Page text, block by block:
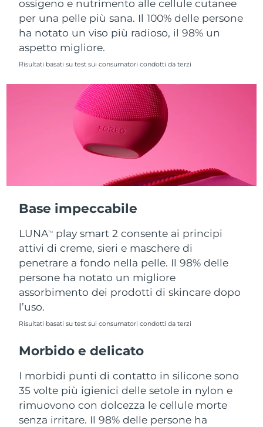
ossigeno e nutrimento alle cellule cutanee
per una pelle più sana. Il 100% delle persone
ha notato un viso più radioso, il 98% un
aspetto migliore.
Risultati basati su test sui consumatori condotti da terzi
Base impeccabile
LUNATM
play smart 2 consente ai principi
attivi di creme, sieri e maschere di
penetrare a fondo nella pelle. Il 98% delle
persone ha notato un migliore
assorbimento dei prodotti di skincare dopo
l’uso.
Risultati basati su test sui consumatori condotti da terzi
Morbido e delicato
I morbidi punti di contatto in silicone sono
35 volte più igienici delle setole in nylon e
rimuovono con dolcezza le cellule morte
senza irritare. Il 98% delle persone ha
Slovacchia Consegna stimata 8/8/26
Slovenia
Corea del Sud Consegna stimata
Consegna stimata
Thailandia Consegna stimata
Turchia Consegna stimata
Emirati Arabi Uniti 8/9/26
Regno Unito Consegna stimata
Stati Uniti
Uzbekistan
Vietnam Consegna stimata 8/14/26